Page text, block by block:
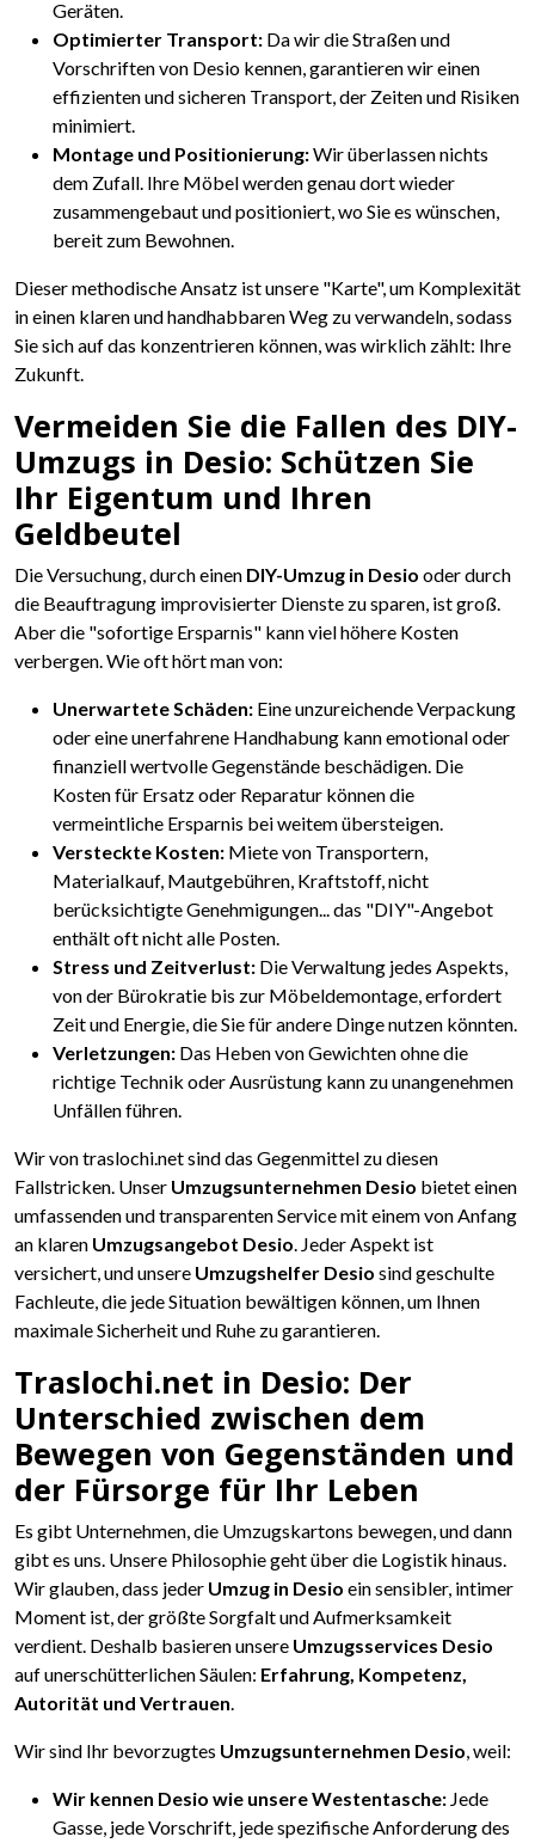
Geräten.
Optimierter Transport: Da wir die Straßen und
Vorschriften von Desio kennen, garantieren wir einen
effizienten und sicheren Transport, der Zeiten und Risiken
minimiert.
Montage und Positionierung:Wir überlassen nichts
dem Zufall. Ihre Möbel werden genau dort wieder
zusammengebaut und positioniert, wo Sie es wünschen,
bereit zum Bewohnen.
Dieser methodische Ansatz ist unsere "Karte", um Komplexität
in einen klaren und handhabbaren Weg zu verwandeln, sodass
Sie sich auf das konzentrieren können, was wirklich zählt: Ihre
Zukunft.
Vermeiden Sie die Fallen des DIY-
Umzugs in Desio: Schützen Sie
Ihr Eigentum und Ihren
Geldbeutel
Die Versuchung, durch einen DIY-Umzug in Desio oder durch
die Beauftragung improvisierter Dienste zu sparen, ist groß.
Aber die "sofortige Ersparnis" kann viel höhere Kosten
verbergen. Wie oft hört man von:
Unerwartete Schäden: Eine unzureichende Verpackung
oder eine unerfahrene Handhabung kann emotional oder
finanziell wertvolle Gegenstände beschädigen. Die
Kosten für Ersatz oder Reparatur können die
vermeintliche Ersparnis bei weitem übersteigen.
Versteckte Kosten: Miete von Transportern,
Materialkauf, Mautgebühren, Kraftstoff, nicht
berücksichtigte Genehmigungen... das "DIY"-Angebot
enthält oft nicht alle Posten.
Stress und Zeitverlust: Die Verwaltung jedes Aspekts,
von der Bürokratie bis zur Möbeldemontage, erfordert
Zeit und Energie, die Sie für andere Dinge nutzen könnten.
Verletzungen: Das Heben von Gewichten ohne die
richtige Technik oder Ausrüstung kann zu unangenehmen
Unfällen führen.
Wir von traslochi.net sind das Gegenmittel zu diesen
Fallstricken. Unser Umzugsunternehmen Desio bietet einen
umfassenden und transparenten Service mit einem von Anfang
an klaren Umzugsangebot Desio. Jeder Aspekt ist
versichert, und unsere Umzugshelfer Desio sind geschulte
Fachleute, die jede Situation bewältigen können, um Ihnen
maximale Sicherheit und Ruhe zu garantieren.
Traslochi.net in Desio: Der
Unterschied zwischen dem
Bewegen von Gegenständen und
der Fürsorge für Ihr Leben
Es gibt Unternehmen, die Umzugskartons bewegen, und dann
gibt es uns. Unsere Philosophie geht über die Logistik hinaus.
Wir glauben, dass jeder Umzug in Desio ein sensibler, intimer
Moment ist, der größte Sorgfalt und Aufmerksamkeit
verdient. Deshalb basieren unsere Umzugsservices Desio
auf unerschütterlichen Säulen: Erfahrung, Kompetenz,
Autorität und Vertrauen.
Wir sind Ihr bevorzugtes Umzugsunternehmen Desio, weil:
Wir kennen Desio wie unsere Westentasche: Jede
Gasse, jede Vorschrift, jede spezifische Anforderung des